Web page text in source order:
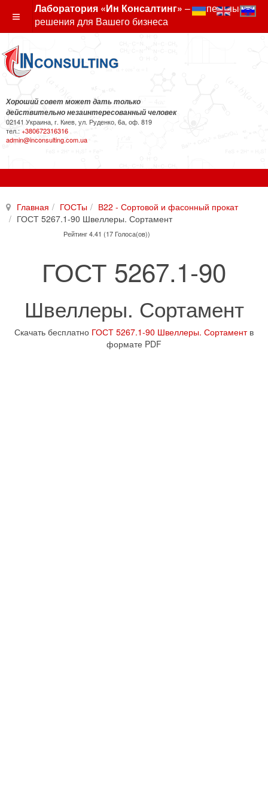
Лаборатория «Ин Консалтинг» – экспертные
решения для Вашего бизнеса
Хороший совет может дать только
действительно незаинтересованный человек
02141 Украина, г. Киев, ул. Руденко, 6а, оф. 819
тел.: +380672316316
admin@inconsulting.com.ua
Главная ГОСТы
В22 - Сортовой и фасонный прокат
ГОСТ 5267.1-90 Швеллеры. Сортамент
Рейтинг 4.41 (17 Голоса(ов))
ГОСТ 5267.1-90
Швеллеры. Сортамент
Скачать бесплатно ГОСТ 5267.1-90 Швеллеры. Сортаментв
формате PDF